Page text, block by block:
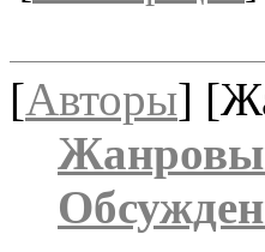
[Авторы]